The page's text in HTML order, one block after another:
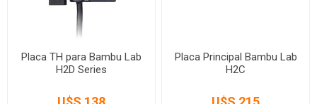
Placa TH para Bambu Lab
H2D Series
Placa Principal Bambu Lab
H2C